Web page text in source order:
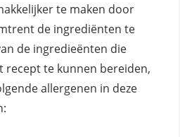
te maken door
de ingrediënten te
de ingredieënten die
te kunnen bereiden,
allergenen in deze